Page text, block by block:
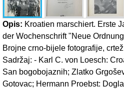
Opis: Kroatien marschiert. Erste
der Wochenschrift "Neue
Brojne crno-bijele fotografije,
Sadržaj: - Karl C. von Loesch:
San bogobojaznih; Zlatko
Gotovac; Hermann Proebst: